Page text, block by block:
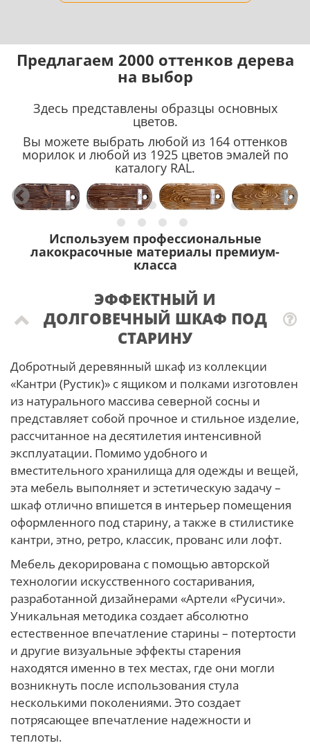
Предлагаем 2000 оттенков дерева
на выбор
Здесь представлены образцы основных
цветов.
Вы можете выбрать любой из 164 оттенков
морилок и любой из 1925 цветов эмалей по
каталогу RAL.
Используем профессиональные
лакокрасочные материалы премиум-
класса
ЭФФЕКТНЫЙ И
ДОЛГОВЕЧНЫЙ ШКАФ ПОД
СТАРИНУ
Добротный деревянный шкаф из коллекции
«Кантри (Рустик)» с ящиком и полками изготовлен
из натурального массива северной сосны и
представляет собой прочное и стильное изделие,
рассчитанное на десятилетия интенсивной
эксплуатации. Помимо удобного и
вместительного хранилища для одежды и вещей,
эта мебель выполняет и эстетическую задачу –
шкаф отлично впишется в интерьер помещения
оформленного под старину, а также в стилистике
кантри, этно, ретро, классик, прованс или лофт.
Мебель декорирована с помощью авторской
технологии искусственного состаривания,
разработанной дизайнерами «Артели «Русичи».
Уникальная методика создает абсолютно
естественное впечатление старины – потертости
и другие визуальные эффекты старения
находятся именно в тех местах, где они могли
возникнуть после использования стула
несколькими поколениями. Это создает
потрясающее впечатление надежности и
теплоты.